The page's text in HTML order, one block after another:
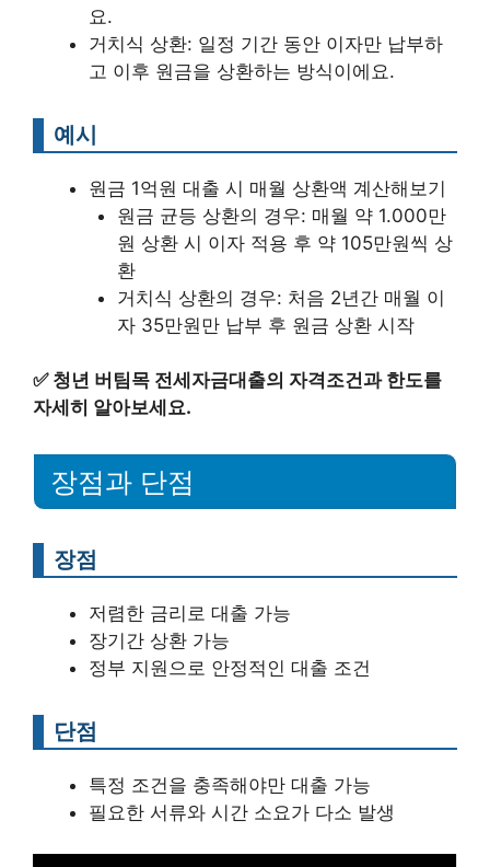
요.
거치식 상환: 일정 기간 동안 이자만 납부하
고 이후 원금을 상환하는 방식이에요.
예시
원금 1억원 대출 시 매월 상환액 계산해보기
원금 균등 상환의 경우: 매월 약 1.000만
원 상환 시 이자 적용 후 약 105만원씩 상
환
거치식 상환의 경우: 처음 2년간 매월 이
자 35만원만 납부 후 원금 상환 시작
✅ 청년 버팀목 전세자금대출의 자격조건과 한도를
자세히 알아보세요.
장점과 단점
장점
저렴한 금리로 대출 가능
장기간 상환 가능
정부 지원으로 안정적인 대출 조건
단점
특정 조건을 충족해야만 대출 가능
필요한 서류와 시간 소요가 다소 발생